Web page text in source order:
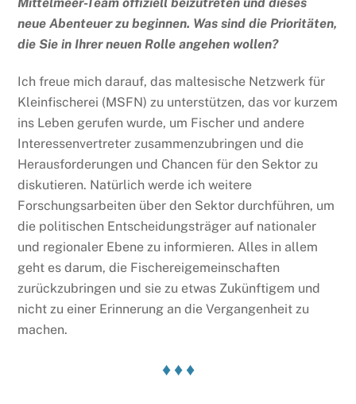
neue Abenteuer zu beginnen. Was sind die Prioritäten,
die Sie in Ihrer neuen Rolle angehen wollen?
Ich freue mich darauf, das maltesische Netzwerk für
Kleinfischerei (MSFN) zu unterstützen, das vor kurzem
ins Leben gerufen wurde, um Fischer und andere
Interessenvertreter zusammenzubringen und die
Herausforderungen und Chancen für den Sektor zu
diskutieren. Natürlich werde ich weitere
Forschungsarbeiten über den Sektor durchführen, um
die politischen Entscheidungsträger auf nationaler
und regionaler Ebene zu informieren. Alles in allem
geht es darum, die Fischereigemeinschaften
zurückzubringen und sie zu etwas Zukünftigem und
nicht zu einer Erinnerung an die Vergangenheit zu
machen.
♦ ♦ ♦